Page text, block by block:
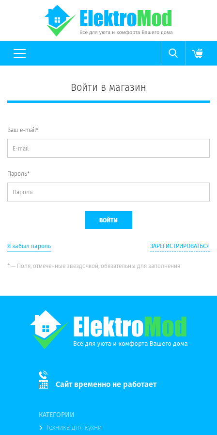
Войти в магазин
Ваш e-mail*
Пароль*
Я забыл пароль ЗАРЕГИСТРИРОВАТЬСЯ
* — Поля, отмеченные звездочкой, обязательны для заполнения
Сайт временно не работает
КАТЕГОРИИ
Техника для кухни